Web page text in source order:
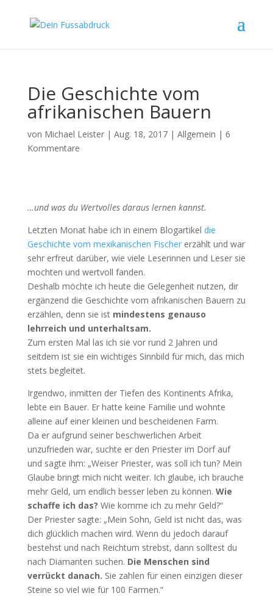
Die Geschichte vom
afrikanischen Bauern
von Michael Leister| Aug. 18, 2017| Allgemein | 6
Kommentare
…und was du Wertvolles daraus lernen kannst.
Letzten Monat habe ich in einem Blogartikel die
Geschichte vom mexikanischen Fischererzählt und war
sehr erfreut darüber, wie viele Leserinnen und Leser sie
mochten und wertvoll fanden.
Deshalb möchte ich heute die Gelegenheit nutzen, dir
ergänzend die Geschichte vom afrikanischen Bauern zu
erzählen, denn sie ist mindestens genauso
lehrreich und unterhaltsam.
Zum ersten Mal las ich sie vor rund 2 Jahren und
seitdem ist sie ein wichtiges Sinnbild für mich, das mich
stets begleitet.
Irgendwo, inmitten der Tiefen des Kontinents Afrika,
lebte ein Bauer. Er hatte keine Familie und wohnte
alleine auf einer kleinen und bescheidenen Farm.
Da er aufgrund seiner beschwerlichen Arbeit
unzufrieden war, suchte er den Priester im Dorf auf
und sagte ihm: „Weiser Priester, was soll ich tun? Mein
Glaube bringt mich nicht weiter. Ich glaube, ich brauche
mehr Geld, um endlich besser leben zu können. Wie
schaffe ich das? Wie komme ich zu mehr Geld?“
Der Priester sagte: „Mein Sohn, Geld ist nicht das, was
dich glücklich machen wird. Wenn du jedoch darauf
bestehst und nach Reichtum strebst, dann solltest du
nach Diamanten suchen. Die Menschen sind
verrückt danach. Sie zahlen für einen einzigen dieser
Steine so viel wie für 100 Farmen.“